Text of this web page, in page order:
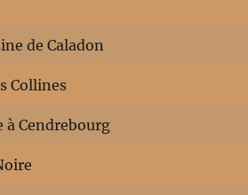
de Caladon
Collines
à Cendrebourg